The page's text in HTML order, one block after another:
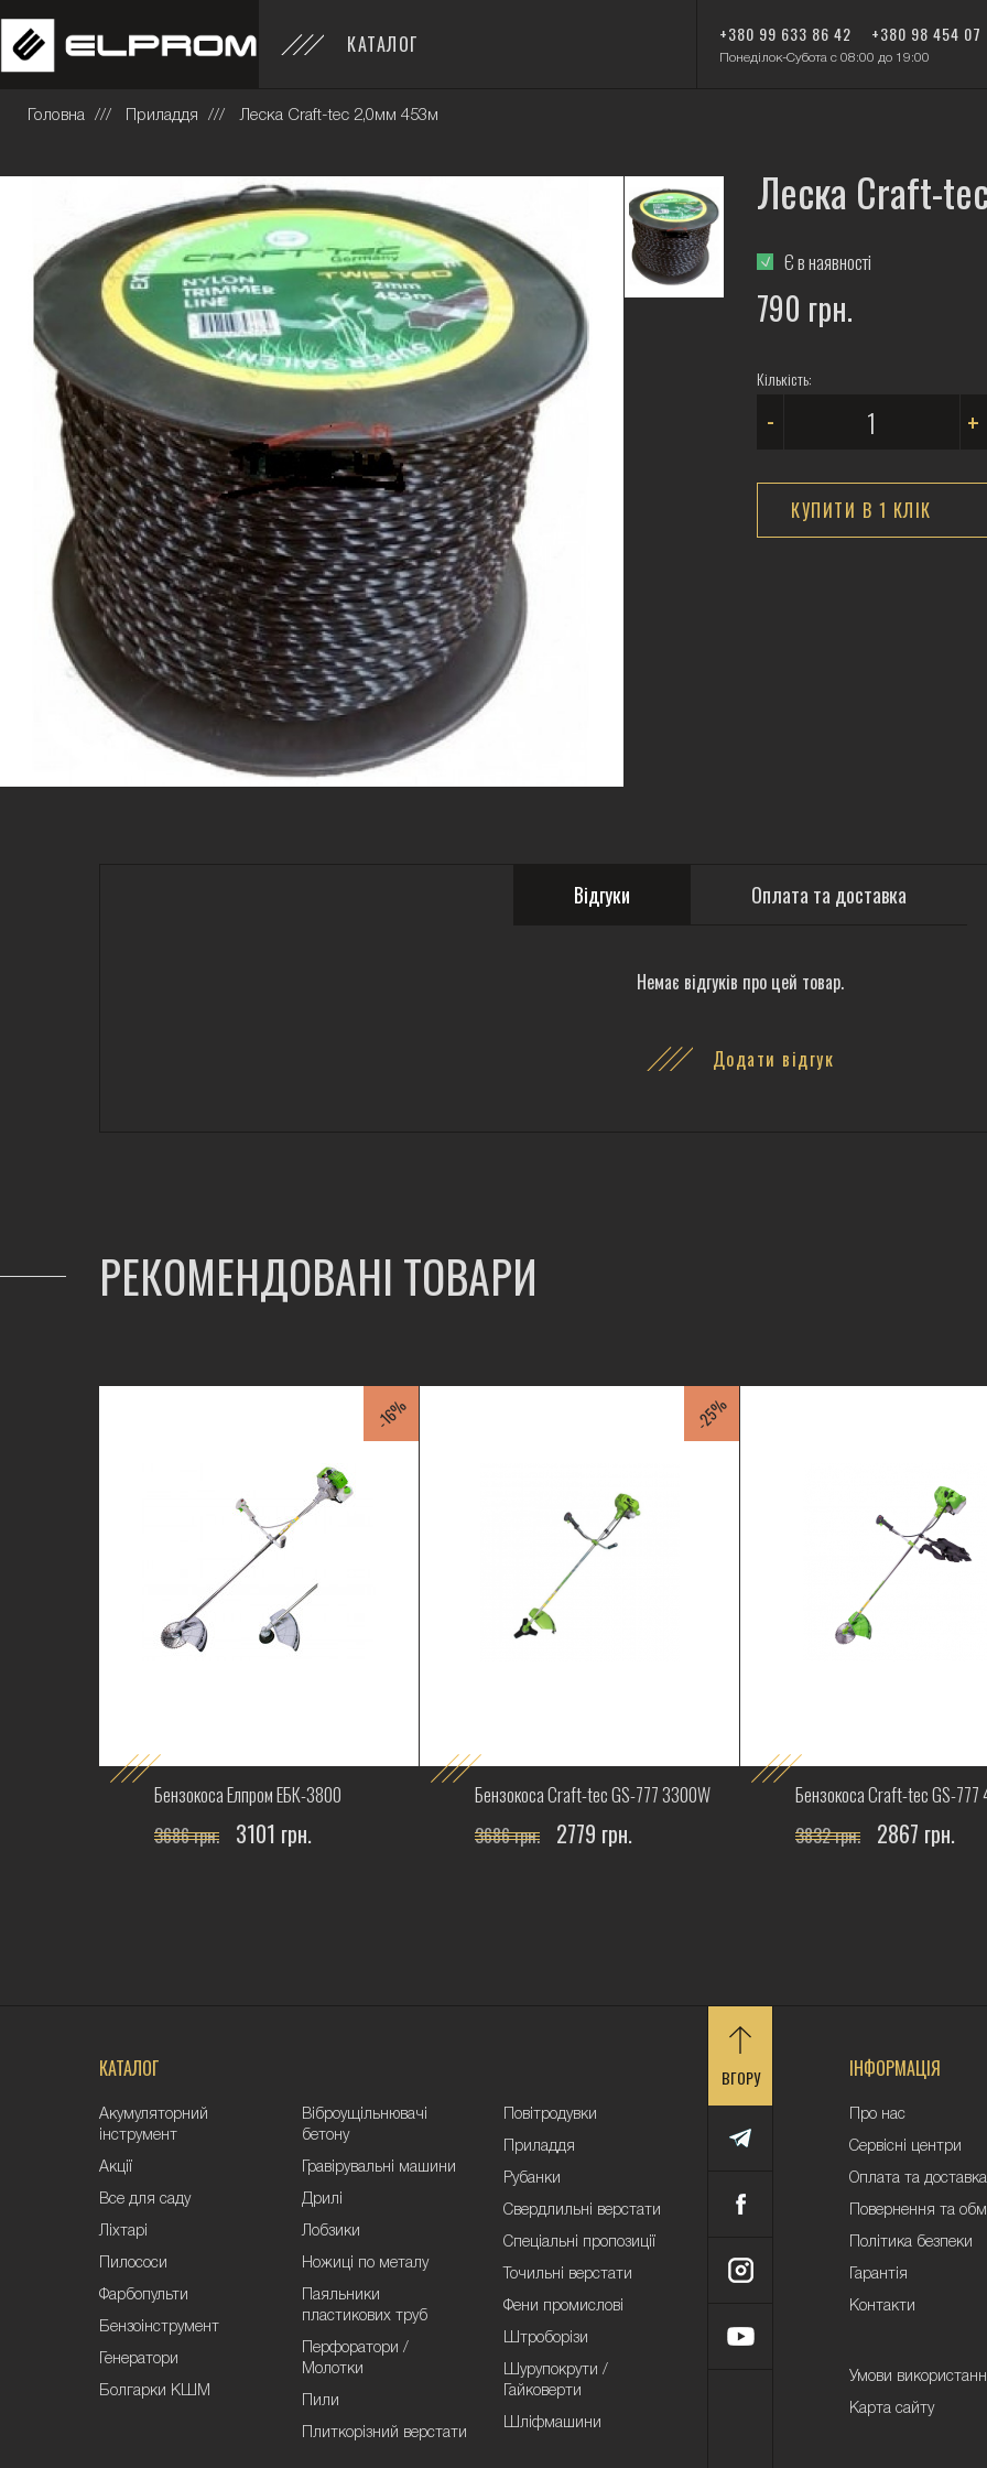
КАТАЛОГ +380 99 633 86 42 +380 98 454 07
Понеділок-Субота с 08:00 до 19:00
Головна Приладдя Леска Craft-tec 2,0мм 453м
Леска Craft-
Є в наявності
790 грн.
Кількість:
- +
КУПИТИ В 1 КЛIК
Відгуки Оплата та доставка
Немає відгуків про цей товар.
Додати відгук
РЕКОМЕНДОВАНІ ТОВАРИ
-16%
Бензокоса Елпром ЕБК-3800
3686 грн. 3101 грн.
-25%
Бензокоса Craft-tec GS-777 3300W
3686 грн. 2779 грн.
Бензокоса Craft-tec GS-777
3832 грн. 2867 грн.
КАТАЛОГ
Акумуляторний
інструмент
Акції
Все для саду
Ліхтарі
Пилососи
Фарбопульти
Бензоінструмент
Генератори
Болгарки КШМ
Віброущільнювачі
бетону
Гравірувальні машини
Дрилі
Лобзики
Ножиці по металу
Паяльники
пластикових труб
Перфоратори /
Молотки
Пили
Плиткорізний верстати
Повітродувки
Приладдя
Рубанки
Свердлильні верстати
Спеціальні пропозиції
Точильні верстати
Фени промислові
Штроборізи
Шурупокрути /
Гайковерти
Шліфмашини
ВГОРУ ІНФОРМАЦІЯ
Про нас
Сервісні центри
Оплата та доставка
Повернення та
Політика безпеки
Гарантія
Контакти
Умови
Карта сайту